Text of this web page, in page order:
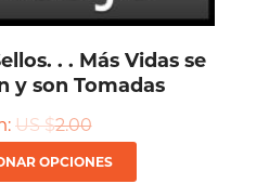
. . Más Vidas se
y son Tomadas
US $2.00
OPCIONES